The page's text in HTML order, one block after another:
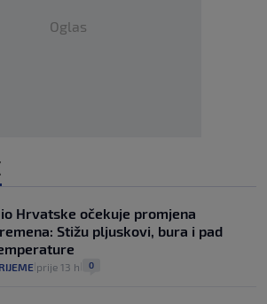
Oglas
Hrvatske očekuje promjena
Stižu pljuskovi, bura i pad
prije 13 h 0